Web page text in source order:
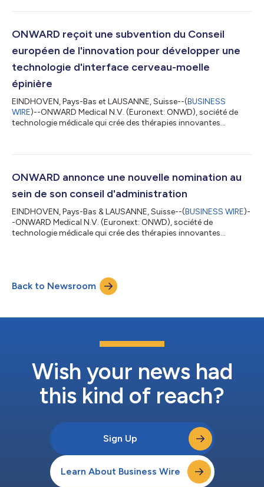
la publication d’un article de Nature Neuroscience montrant le
mouvements et les fonctions des mains et des bras après une
lésion de la moelle épinière. Po...
ONWARD reçoit une subvention du Conseil
européen de l'innovation pour développer une
technologie d'interface cerveau-moelle
épinière
EINDHOVEN, Pays-Bas et LAUSANNE, Suisse--(BUSINESS
WIRE)--ONWARD Medical N.V. (Euronext: ONWD), société de
technologie médicale qui crée des thérapies innovantes
annonce avoir reçu une subvention du Conseil européen de
technologie novatrice Brain-Spine Interface pour restaurer la
ONWARD annonce une nouvelle nomination au
sein de son conseil d'administration
EINDHOVEN, Pays-Bas & LAUSANNE, Suisse--(BUSINESS WIRE)-
-ONWARD Medical N.V. (Euronext: ONWD), société de
technologie médicale qui crée des thérapies innovantes
conseil d'administration. "Kristina renforce notre conseil
d'administration en apportant le discernement et l'expertise
nécessaires à notre prochaine phase de cr...
Back to Newsroom
Wish your news had
this kind of reach?
Sign Up
Learn About Business Wire